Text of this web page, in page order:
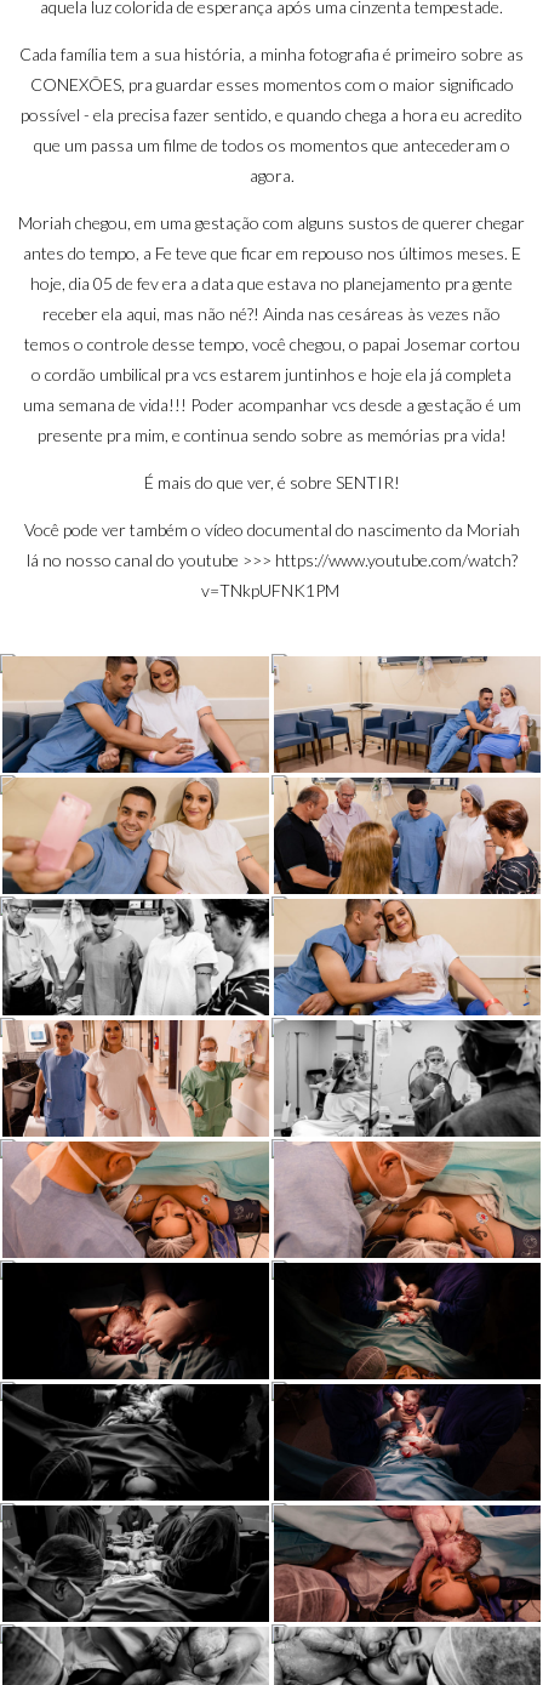
aquela luz colorida de esperança após uma cinzenta tempestade.
Cada família tem a sua história, a minha fotografia é primeiro sobre as
CONEXÕES, pra guardar esses momentos com o maior significado
possível - ela precisa fazer sentido, e quando chega a hora eu acredito
que um passa um filme de todos os momentos que antecederam o
agora.
Moriah chegou, em uma gestação com alguns sustos de querer chegar
antes do tempo, a Fe teve que ficar em repouso nos últimos meses. E
hoje, dia 05 de fev era a data que estava no planejamento pra gente
receber ela aqui, mas não né?! Ainda nas cesáreas às vezes não
temos o controle desse tempo, você chegou, o papai Josemar cortou
o cordão umbilical pra vcs estarem juntinhos e hoje ela já completa
uma semana de vida!!! Poder acompanhar vcs desde a gestação é um
presente pra mim, e continua sendo sobre as memórias pra vida!
É mais do que ver, é sobre SENTIR!
Você pode ver também o vídeo documental do nascimento da Moriah
lá no nosso canal do youtube >>> https://www.youtube.com/watch?
v=TNkpUFNK1PM